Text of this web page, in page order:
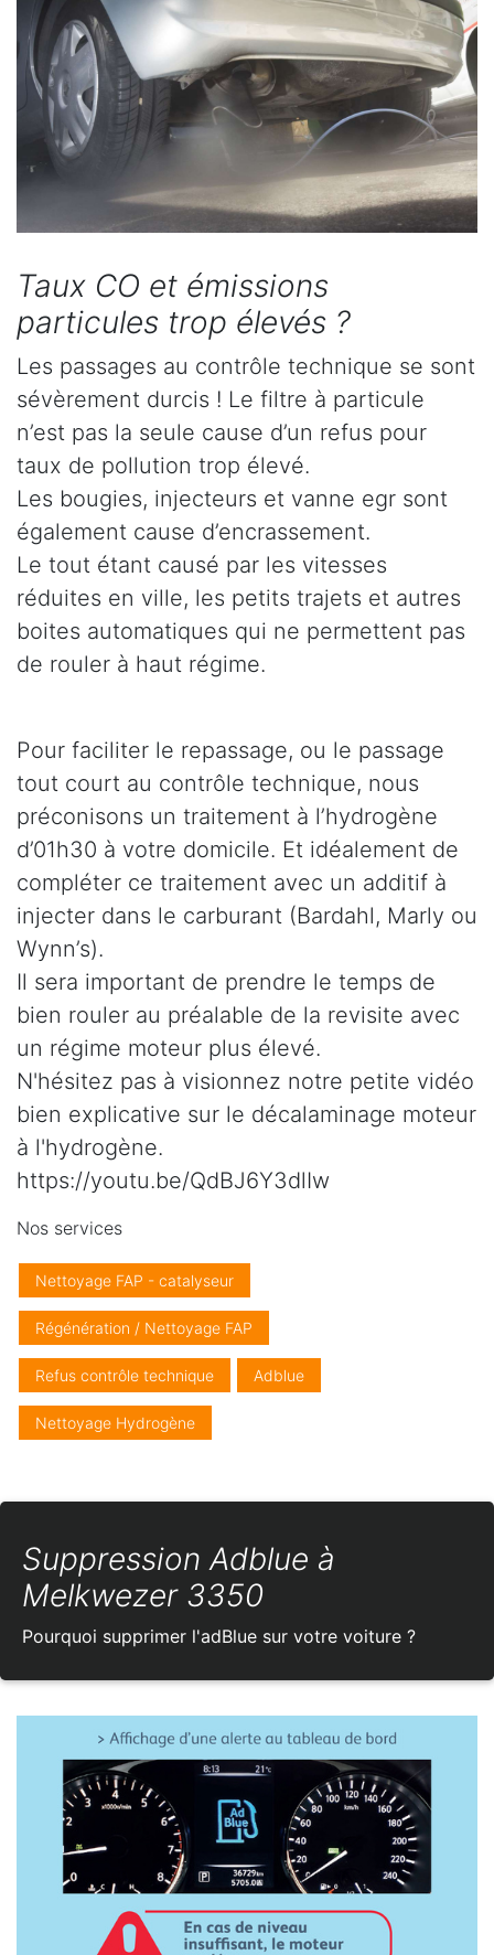
Taux CO et émissions
particules trop élevés ?
Les passages au contrôle technique se sont
sévèrement durcis ! Le filtre à particule
n’est pas la seule cause d’un refus pour
taux de pollution trop élevé.
Les bougies, injecteurs et vanne egr sont
également cause d’encrassement.
Le tout étant causé par les vitesses
réduites en ville, les petits trajets et autres
boites automatiques qui ne permettent pas
de rouler à haut régime.
Pour faciliter le repassage, ou le passage
tout court au contrôle technique, nous
préconisons un traitement à l’hydrogène
d’01h30 à votre domicile. Et idéalement de
compléter ce traitement avec un additif à
injecter dans le carburant (Bardahl, Marly ou
Wynn’s).
Il sera important de prendre le temps de
bien rouler au préalable de la revisite avec
un régime moteur plus élevé.
N'hésitez pas à visionnez notre petite vidéo
bien explicative sur le décalaminage moteur
à l'hydrogène.
https://youtu.be/QdBJ6Y3dlIw
Nos services
Nettoyage FAP - catalyseur
Régénération / Nettoyage FAP
Refus contrôle technique Adblue
Nettoyage Hydrogène
Suppression Adblue à
Melkwezer 3350
Pourquoi supprimer l'adBlue sur votre voiture ?